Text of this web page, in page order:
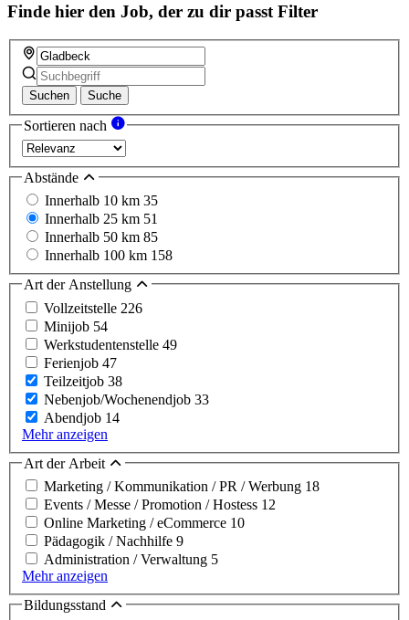
Finde hier den Job, der zu dir passt Filter
Suchen Suche
Sortieren nach
Abstände
Innerhalb 10 km 35
Innerhalb 25 km 51
Innerhalb 50 km 85
Innerhalb 100 km 158
Art der Anstellung
Vollzeitstelle 226
Minijob 54
Werkstudentenstelle 49
Ferienjob 47
Teilzeitjob 38
Nebenjob/Wochenendjob 33
Abendjob 14
Mehr anzeigen
Art der Arbeit
Marketing / Kommunikation / PR / Werbung 18
Events / Messe / Promotion / Hostess 12
Online Marketing / eCommerce 10
Pädagogik / Nachhilfe 9
Administration / Verwaltung 5
Mehr anzeigen
Bildungsstand